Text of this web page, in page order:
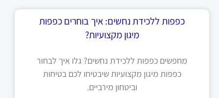
כפפות ללכידת נחשים: איך בוחרים כפפות
מיגון מקצועיות?
מחפשים כפפות ללכידת נחשים? גלו איך לבחור
כפפות מיגון מקצועיות שיבטיחו לכם בטיחות
וביטחון מירביים.